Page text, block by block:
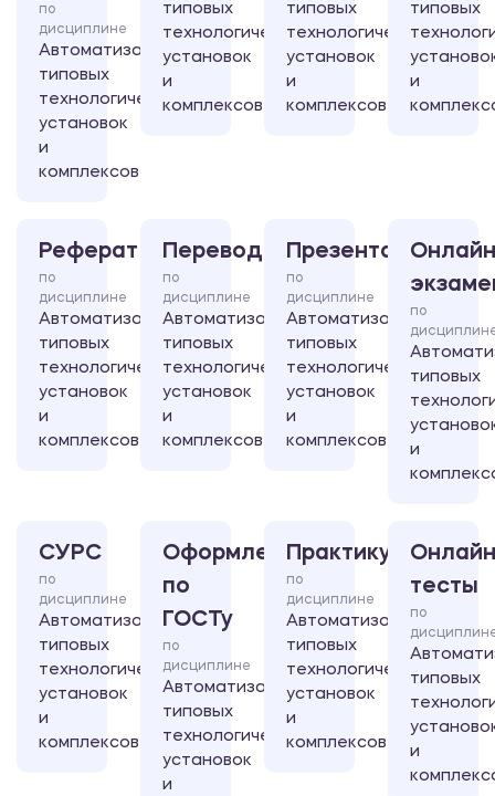
по
дисциплине
Автоматизация
типовых
технологических
установок
и
комплексов
типовых
технологических
установок
и
комплексов
типовых
технологических
установок
и
комплексов
типовых
и
Реферат
по
дисциплине
Автоматизация
типовых
технологических
установок
и
комплексов
Перевод
по
дисциплине
Автоматизация
типовых
технологических
установок
и
комплексов
Презентация
по
дисциплине
Автоматизация
типовых
технологических
установок
и
комплексов
по
типовых
и
СУРС
по
дисциплине
Автоматизация
типовых
технологических
установок
и
комплексов
Оформление
по
ГОСТу
по
дисциплине
Автоматизация
типовых
технологических
установок
и
Практикум
по
дисциплине
Автоматизация
типовых
технологических
установок
и
комплексов
тесты
по
типовых
и